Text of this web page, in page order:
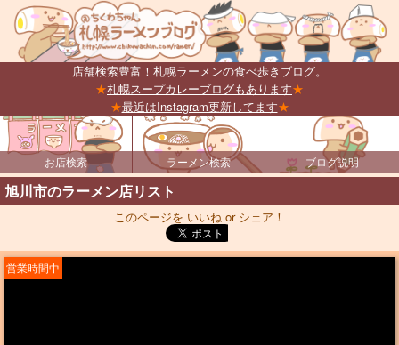
店舗検索豊富！札幌ラーメンの食べ歩きブログ。
★札幌スープカレーブログもあります★
★最近はInstagram更新してます★
お店検索 ラーメン検索 ブログ説明
旭川市のラーメン店リスト
このページを いいね or シェア！
営業時間中